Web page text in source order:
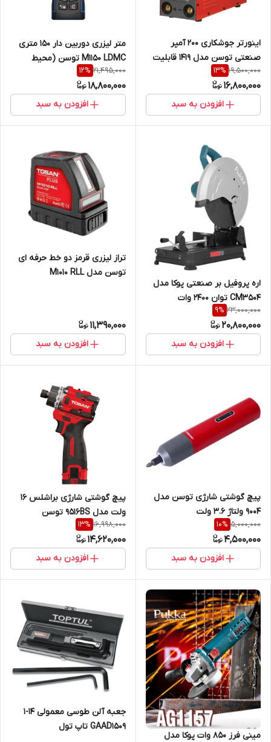
اینورتر جوشکاری 200 آمپر
صنعتی توسن مدل 1419 قابلیت
ضد چسبندگی
19,500,000
13%
16,800,000
افزودن به سبد
متر لیزری دوربین دار 150 متری
M1150 LDMC توسن (محیط
بیرون)
21,495,000
12%
18,800,000
افزودن به سبد
اره پروفیل بر صنعتی پوکا مدل
CM3504 توان ۲۴۰۰ وات
23,000,000
9%
20,800,000
افزودن به سبد
تراز لیزری قرمز دو خط حرفه ای
توسن مدل M1010 RLL
11,390,000
افزودن به سبد
پیچ گوشتی شارژی توسن مدل
9004 ولتاژ ۳.۶ ولت
5,000,000
10%
4,500,000
افزودن به سبد
پیچ گوشتی شارژی براشلس 16
ولت مدل 9516BS توسن
16,998,000
13%
14,620,000
افزودن به سبد
مینی فرز 850 وات پوکا مدل
جعبه آلن طوسی معمولی 14-1
GAAD1509 تاپ تول